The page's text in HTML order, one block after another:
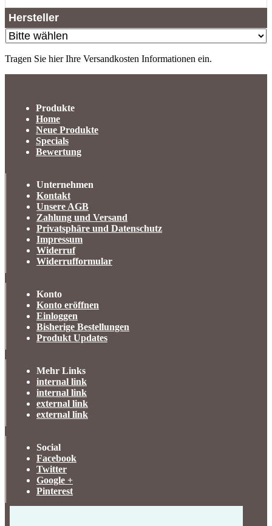
Hersteller
Tragen Sie hier Ihre Versandkosten Informationen ein.
Produkte
Home
Neue Produkte
Specials
Bewertung
Unternehmen
Kontakt
Unsere AGB
Zahlung und Versand
Privatsphäre und Datenschutz
Impressum
Widerruf
Widerrufformular
Konto
Konto eröffnen
Einloggen
Bisherige Bestellungen
Produkt Updates
Mehr Links
internal link
internal link
external link
external link
Social
Facebook
Twitter
Google +
Pinterest